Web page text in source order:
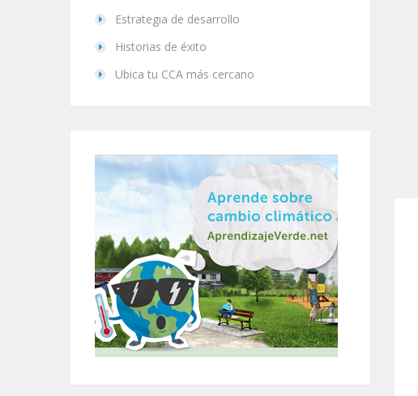
Estrategia de desarrollo
Historias de éxito
Ubica tu CCA más cercano